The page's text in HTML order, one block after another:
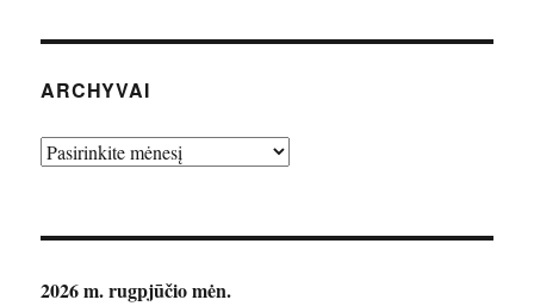
ARCHYVAI
Archyvai
2026 m. rugpjūčio mėn.